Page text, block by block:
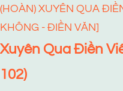
(HOÀN) XUYÊN QUA
KHÔNG - ĐIỀN VĂN]
Xuyên Qua Điền
102)